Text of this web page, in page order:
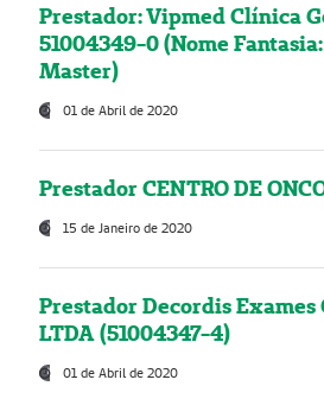
Prestador: Vipmed Clínica
51004349-0 (Nome
Master)
01 de Abril de 2020
Prestador CENTRO DE
15 de Janeiro de 2020
Prestador Decordis
LTDA (51004347-4)
01 de Abril de 2020